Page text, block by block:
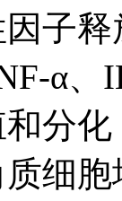
子
α
分
细